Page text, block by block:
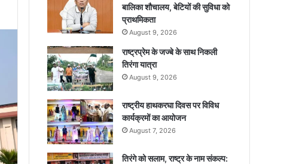
बालिका शौचालय, बेटियों की सुविधा को
प्राथमिकता
August 9, 2026
राष्ट्रप्रेम के जज्बे के साथ निकली
तिरंगा यात्रा
August 9, 2026
राष्ट्रीय हाथकरघा दिवस पर विविध
कार्यक्रमों का आयोजन
August 7, 2026
तिरंगे को सलाम, राष्ट्र के नाम संकल्प: